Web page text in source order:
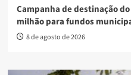
Campanha de destinação
milhão para fundos
8 de agosto de 2026